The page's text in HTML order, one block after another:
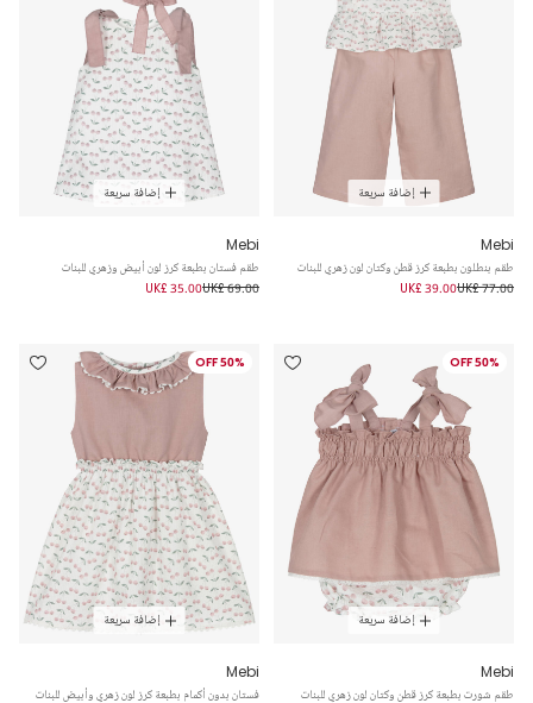
إضافة سريعة
Mebi
طقم بنطلون بطبعة كرز قطن وكتان لون زهري للبنات
UK£ 77.00
UK£ 39.00
إضافة سريعة
Mebi
طقم فستان بطبعة كرز لون أبيض وزهري للبنات
UK£ 69.00
UK£ 35.00
50% OFF
إضافة سريعة
Mebi
طقم شورت بطبعة كرز قطن وكتان لون زهري للبنات
50% OFF
إضافة سريعة
Mebi
فستان بدون أكمام بطبعة كرز لون زهري وأبيض للبنات